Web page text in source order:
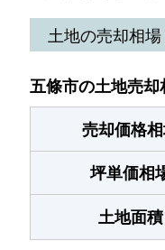
土地の売却相場
五條市の土地売却
売却価格
坪単価相
土地面積